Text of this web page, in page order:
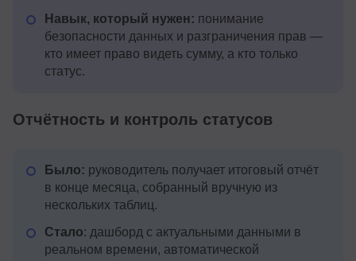
Навык, который нужен: понимание
безопасности данных и разграничения прав —
кто имеет право видеть сумму, а кто только
статус.
Отчётность и контроль статусов
Было: руководитель получает итоговый отчёт
в конце месяца, собранный вручную из
нескольких таблиц.
Стало: дашборд с актуальными данными в
реальном времени, автоматической